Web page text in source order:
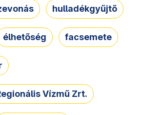
hulladékgyűjtő
élhetőség facsemete
Vízmű Zrt.